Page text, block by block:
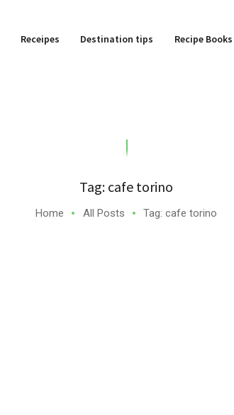
Receipes Destination tips Recipe Books
Tag: cafe torino
Home All Posts Tag: cafe torino